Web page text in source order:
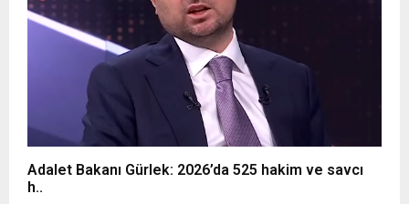
Adalet Bakanı Gürlek: 2026’da 525 hakim ve savcı
h..